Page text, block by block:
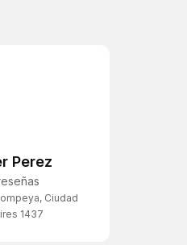
Perez
Ciudad
1437